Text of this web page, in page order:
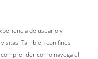
de usuario y
También con fines
como navega el